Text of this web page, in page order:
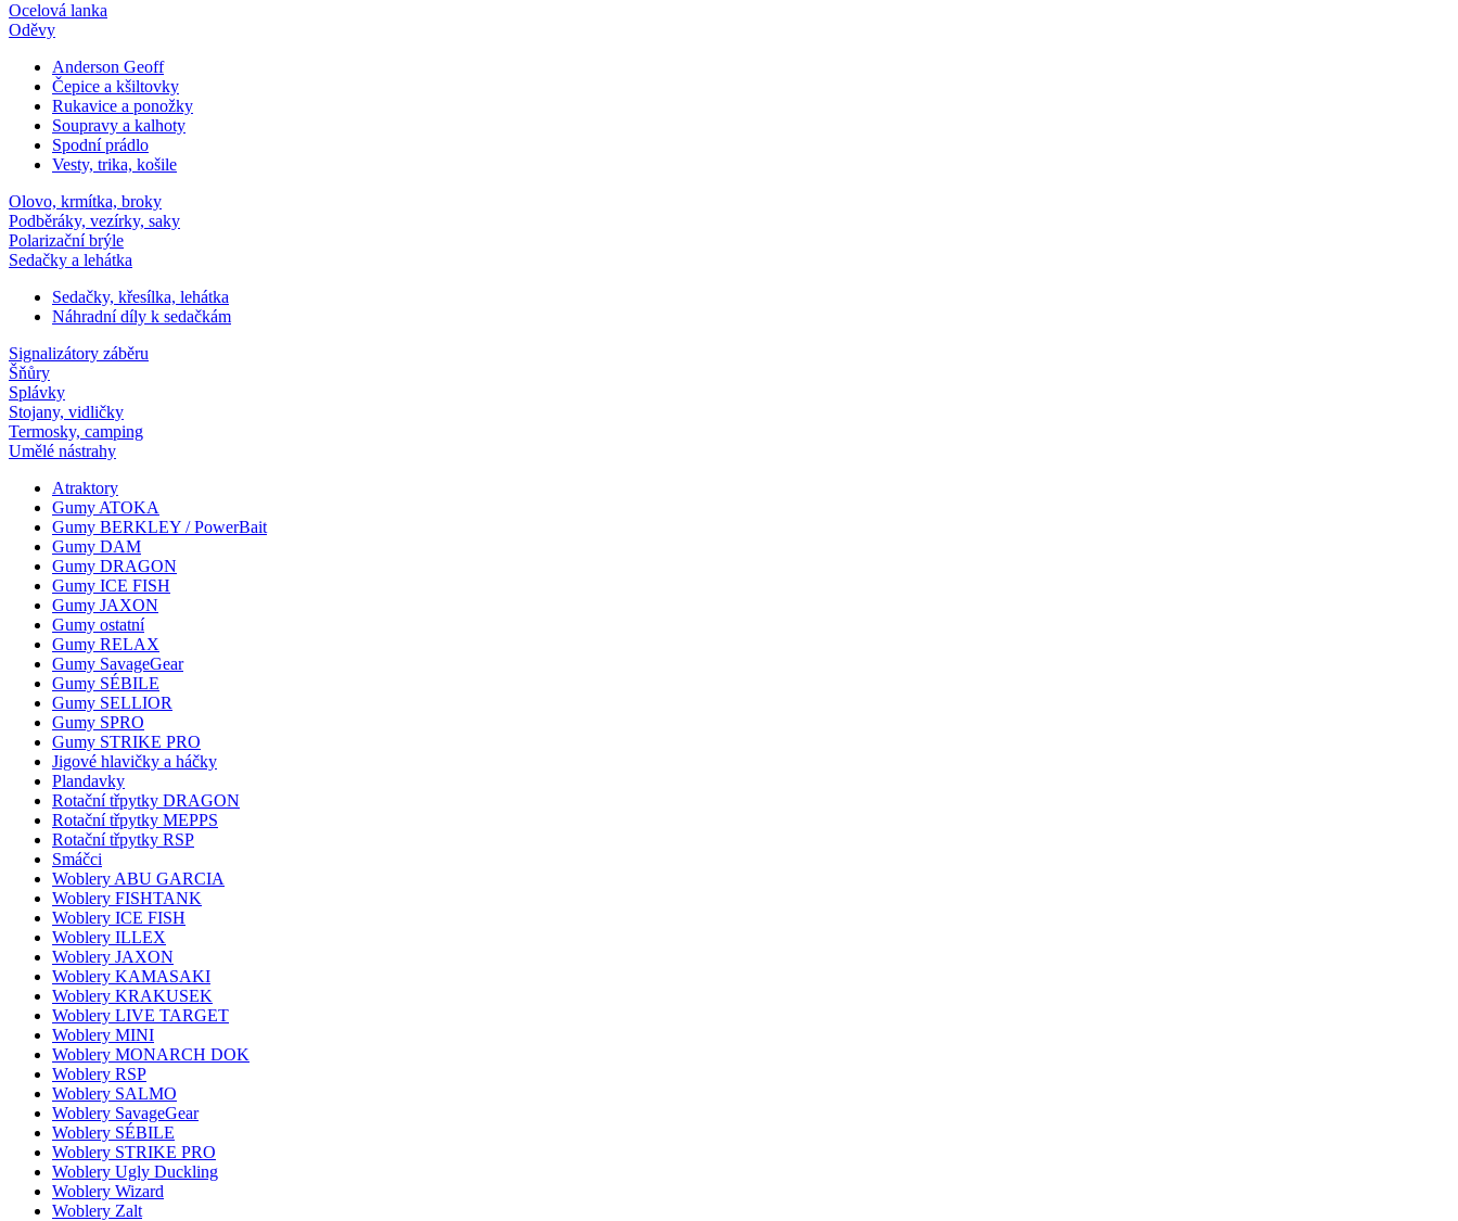
Ocelová lanka
Oděvy
Anderson Geoff
Čepice a kšiltovky
Rukavice a ponožky
Soupravy a kalhoty
Spodní prádlo
Vesty, trika, košile
Olovo, krmítka, broky
Podběráky, vezírky, saky
Polarizační brýle
Sedačky a lehátka
Sedačky, křesílka, lehátka
Náhradní díly k sedačkám
Signalizátory záběru
Šňůry
Splávky
Stojany, vidličky
Termosky, camping
Umělé nástrahy
Atraktory
Gumy ATOKA
Gumy BERKLEY / PowerBait
Gumy DAM
Gumy DRAGON
Gumy ICE FISH
Gumy JAXON
Gumy ostatní
Gumy RELAX
Gumy SavageGear
Gumy SÉBILE
Gumy SELLIOR
Gumy SPRO
Gumy STRIKE PRO
Jigové hlavičky a háčky
Plandavky
Rotační třpytky DRAGON
Rotační třpytky MEPPS
Rotační třpytky RSP
Smáčci
Woblery ABU GARCIA
Woblery FISHTANK
Woblery ICE FISH
Woblery ILLEX
Woblery JAXON
Woblery KAMASAKI
Woblery KRAKUSEK
Woblery LIVE TARGET
Woblery MINI
Woblery MONARCH DOK
Woblery RSP
Woblery SALMO
Woblery SavageGear
Woblery SÉBILE
Woblery STRIKE PRO
Woblery Ugly Duckling
Woblery Wizard
Woblery Zalt